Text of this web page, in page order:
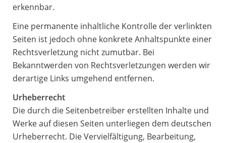
erkennbar.
Eine permanente inhaltliche Kontrolle der verlinkten
Seiten ist jedoch ohne konkrete Anhaltspunkte einer
Rechtsverletzung nicht zumutbar. Bei
Bekanntwerden von Rechtsverletzungen werden wir
derartige Links umgehend entfernen.
Urheberrecht
Die durch die Seitenbetreiber erstellten Inhalte und
Werke auf diesen Seiten unterliegen dem deutschen
Urheberrecht. Die Vervielfältigung, Bearbeitung,